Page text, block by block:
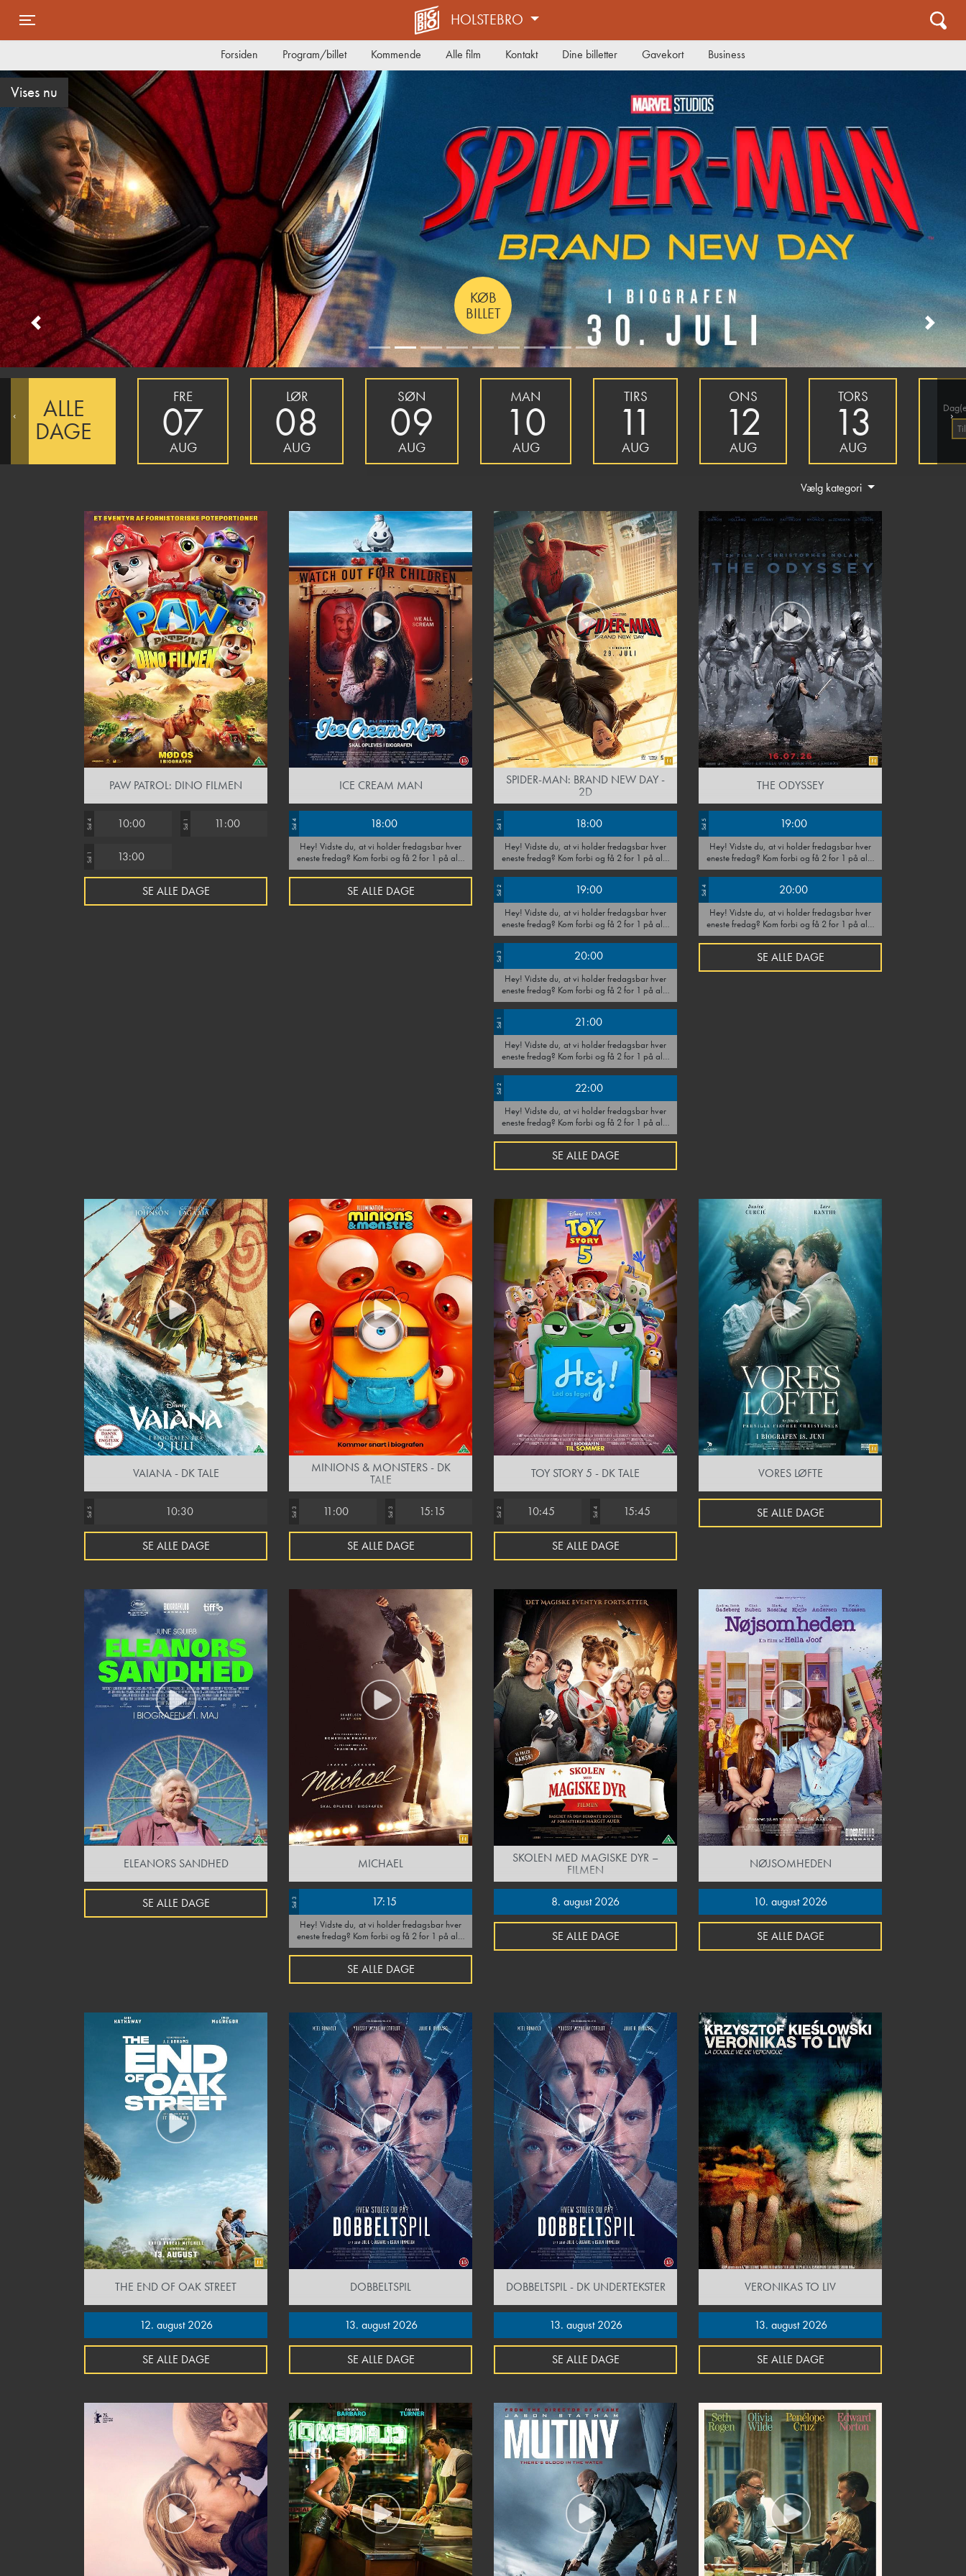
HOLSTEBRO
Forsiden Program/billet Kommende Alle film Kontakt Dine billetter Gavekort Business
Vises nu
KØB
BILLET
Previous Next
‹ ALLE
DAGE
FRE
07
AUG
LØR
08
AUG
SØN
09
AUG
MAN
10
AUG
TIRS
11
AUG
ONS
12
AUG
TORS
13
AUG
›
Vælg kategori
PAW PATROL: DINO FILMEN
Sal 4 10:00 Sal 1 11:00
Sal 1 13:00
SE ALLE DAGE
ICE CREAM MAN
Sal 4 18:00
Hey! Vidste du, at vi holder fredagsbar hver
eneste fredag? Kom forbi og få 2 for 1 på alle
drinks, øl og vin hele dagen. Tag en ven under
armen - vi ses i baren!
SE ALLE DAGE
SPIDER-MAN: BRAND NEW DAY -
2D
Sal 1 18:00
Hey! Vidste du, at vi holder fredagsbar hver
eneste fredag? Kom forbi og få 2 for 1 på alle
drinks, øl og vin hele dagen. Tag en ven under
armen - vi ses i baren!
Sal 2 19:00
Hey! Vidste du, at vi holder fredagsbar hver
eneste fredag? Kom forbi og få 2 for 1 på alle
drinks, øl og vin hele dagen. Tag en ven under
armen - vi ses i baren!
Sal 3 20:00
Hey! Vidste du, at vi holder fredagsbar hver
eneste fredag? Kom forbi og få 2 for 1 på alle
drinks, øl og vin hele dagen. Tag en ven under
armen - vi ses i baren!
Sal 1 21:00
Hey! Vidste du, at vi holder fredagsbar hver
eneste fredag? Kom forbi og få 2 for 1 på alle
drinks, øl og vin hele dagen. Tag en ven under
armen - vi ses i baren!
Sal 2 22:00
Hey! Vidste du, at vi holder fredagsbar hver
eneste fredag? Kom forbi og få 2 for 1 på alle
drinks, øl og vin hele dagen. Tag en ven under
armen - vi ses i baren!
SE ALLE DAGE
THE ODYSSEY
Sal 5 19:00
Hey! Vidste du, at vi holder fredagsbar hver
eneste fredag? Kom forbi og få 2 for 1 på alle
drinks, øl og vin hele dagen. Tag en ven under
armen - vi ses i baren!
Sal 4 20:00
Hey! Vidste du, at vi holder fredagsbar hver
eneste fredag? Kom forbi og få 2 for 1 på alle
drinks, øl og vin hele dagen. Tag en ven under
armen - vi ses i baren!
SE ALLE DAGE
VAIANA - DK TALE
Sal 5 10:30
SE ALLE DAGE
MINIONS & MONSTERS - DK
TALE
Sal 3 11:00 Sal 3 15:15
SE ALLE DAGE
TOY STORY 5 - DK TALE
Sal 2 10:45 Sal 4 15:45
SE ALLE DAGE
VORES LØFTE
SE ALLE DAGE
ELEANORS SANDHED
SE ALLE DAGE
MICHAEL
Sal 3 17:15
Hey! Vidste du, at vi holder fredagsbar hver
eneste fredag? Kom forbi og få 2 for 1 på alle
drinks, øl og vin hele dagen. Tag en ven under
armen - vi ses i baren!
SE ALLE DAGE
SKOLEN MED MAGISKE DYR –
FILMEN
8. august 2026
SE ALLE DAGE
NØJSOMHEDEN
10. august 2026
SE ALLE DAGE
THE END OF OAK STREET
12. august 2026
SE ALLE DAGE
DOBBELTSPIL
13. august 2026
SE ALLE DAGE
DOBBELTSPIL - DK UNDERTEKSTER
13. august 2026
SE ALLE DAGE
VERONIKAS TO LIV
13. august 2026
SE ALLE DAGE